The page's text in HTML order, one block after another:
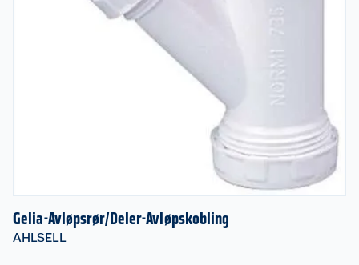
Gelia-Avløpsrør/Deler-Avløpskobling
AHLSELL